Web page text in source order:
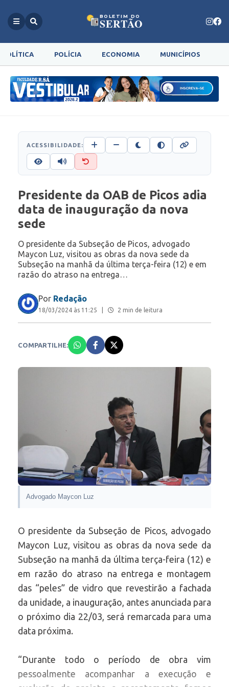
BOLETIM DO
SERTÃO
POLÍTICA POLÍCIA ECONOMIA MUNICÍPIOS
ACESSIBILIDADE:
Presidente da OAB de Picos adia
data de inauguração da nova
sede
O presidente da Subseção de Picos, advogado
Maycon Luz, visitou as obras da nova sede da
Subseção na manhã da última terça-feira (12) e em
razão do atraso na entrega…
Por Redação
18/03/2024 às 11:25 2 min de leitura
COMPARTILHE:
Advogado Maycon Luz
O presidente da Subseção de Picos, advogado
Maycon Luz, visitou as obras da nova sede da
Subseção na manhã da última terça-feira (12) e
em razão do atraso na entrega e montagem
das “peles” de vidro que revestirão a fachada
da unidade, a inauguração, antes anunciada para
o próximo dia 22/03, será remarcada para uma
data próxima.
“Durante todo o período de obra vim
pessoalmente acompanhar a execução e